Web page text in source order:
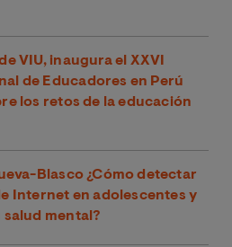
VIU, inaugura el XXVI
de Educadores en Perú
los retos de la educación
Blasco ¿Cómo detectar
Internet en adolescentes y
salud mental?